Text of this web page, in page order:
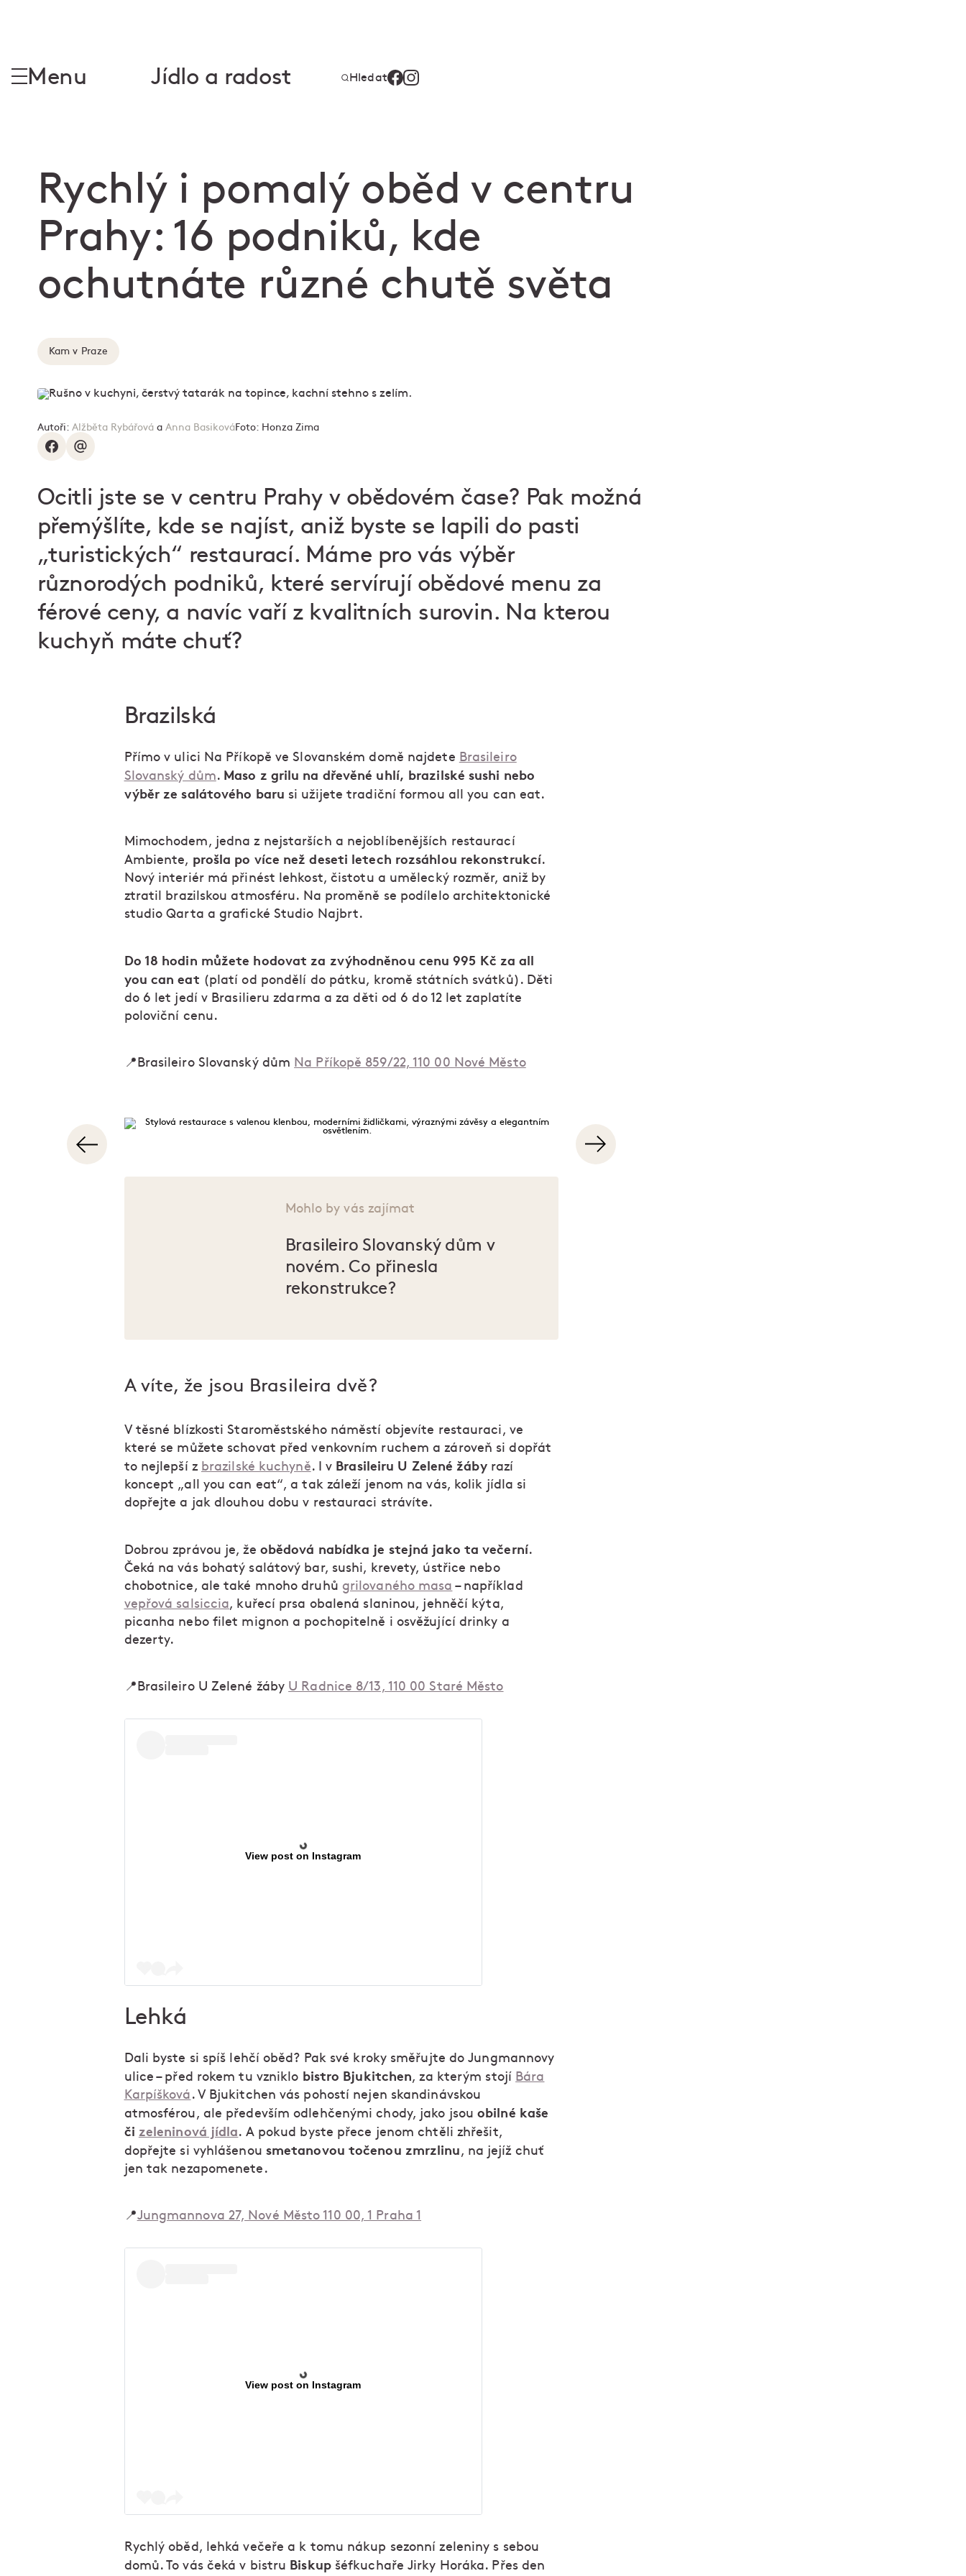
Menu Jídlo a radost Hledat
Rychlý i pomalý oběd v centru
Prahy: 16 podniků, kde
ochutnáte různé chutě světa
Kam v Praze
Autoři: Alžběta Rybářováa Anna BasikováFoto: Honza Zima
Ocitli jste se v centru Prahy v obědovém čase? Pak možná
přemýšlíte, kde se najíst, aniž byste se lapili do pasti
„turistických“ restaurací. Máme pro vás výběr
různorodých podniků, které servírují obědové menu za
férové ceny, a navíc vaří z kvalitních surovin. Na kterou
kuchyň máte chuť?
Brazilská
Přímo v ulici Na Příkopě ve Slovanském domě najdete Brasileiro
Slovanský dům. Maso z grilu na dřevěné uhlí, brazilské sushi nebo
výběr ze salátového baru si užijete tradiční formou all you can eat.
Mimochodem, jedna z nejstarších a nejoblíbenějších restaurací
Ambiente, prošla po více než deseti letech rozsáhlou rekonstrukcí.
Nový interiér má přinést lehkost, čistotu a umělecký rozměr, aniž by
ztratil brazilskou atmosféru. Na proměně se podílelo architektonické
studio Qarta a grafické Studio Najbrt.
Do 18 hodin můžete hodovat za zvýhodněnou cenu 995 Kč za all
you can eat (platí od pondělí do pátku, kromě státních svátků). Děti
do 6 let jedí v Brasilieru zdarma a za děti od 6 do 12 let zaplatíte
poloviční cenu.
📍Brasileiro Slovanský dům Na Příkopě 859/22, 110 00 Nové Město
Mohlo by vás zajímat
Brasileiro Slovanský dům v
novém. Co přinesla
rekonstrukce?
A víte, že jsou Brasileira dvě?
V těsné blízkosti Staroměstského náměstí objevíte restauraci, ve
které se můžete schovat před venkovním ruchem a zároveň si dopřát
to nejlepší z brazilské kuchyně. I v Brasileiru U Zelené žábyrazí
koncept „all you can eat“, a tak záleží jenom na vás, kolik jídla si
dopřejte a jak dlouhou dobu v restauraci strávíte.
Dobrou zprávou je, že obědová nabídka je stejná jako ta večerní.
Čeká na vás bohatý salátový bar, sushi, krevety, ústřice nebo
chobotnice, ale také mnoho druhů grilovaného masa – například
vepřová salsiccia, kuřecí prsa obalená slaninou, jehněčí kýta,
picanha nebo filet mignon a pochopitelně i osvěžující drinky a
dezerty.
📍Brasileiro U Zelené žáby U Radnice 8/13, 110 00 Staré Město
View post on Instagram
Lehká
Dali byste si spíš lehčí oběd? Pak své kroky směřujte do Jungmannovy
ulice – před rokem tu vzniklo bistro Bjukitchen, za kterým stojí Bára
Karpíšková . V Bjukitchen vás pohostí nejen skandinávskou
atmosférou, ale především odlehčenými chody, jako jsou obilné kaše
či zeleninová jídla. A pokud byste přece jenom chtěli zhřešit,
dopřejte si vyhlášenou smetanovou točenou zmrzlinu , na jejíž chuť
jen tak nezapomenete.
📍Jungmannova 27, Nové Město 110 00, 1 Praha 1
View post on Instagram
Rychlý oběd, lehká večeře a k tomu nákup sezonní zeleniny s sebou
domů. To vás čeká v bistru Biskupšéfkuchaře Jirky Horáka. Přes den